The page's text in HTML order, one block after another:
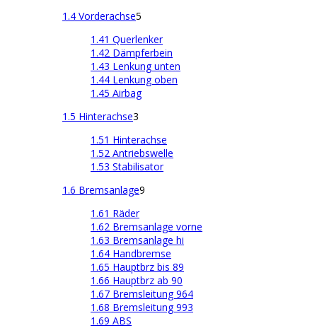
1.4 Vorderachse5
1.41 Querlenker
1.42 Dämpferbein
1.43 Lenkung unten
1.44 Lenkung oben
1.45 Airbag
1.5 Hinterachse3
1.51 Hinterachse
1.52 Antriebswelle
1.53 Stabilisator
1.6 Bremsanlage9
1.61 Räder
1.62 Bremsanlage vorne
1.63 Bremsanlage hi
1.64 Handbremse
1.65 Hauptbrz bis 89
1.66 Hauptbrz ab 90
1.67 Bremsleitung 964
1.68 Bremsleitung 993
1.69 ABS